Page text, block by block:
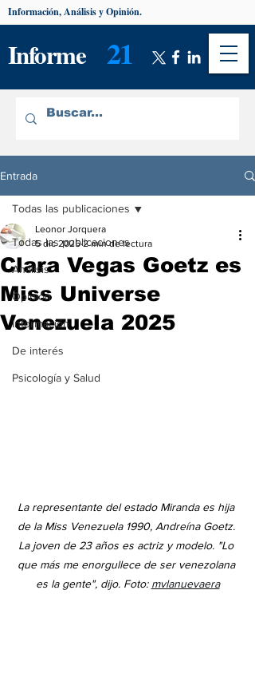
Informe 21
Información, Análisis y Opinión.
Entrada
Todas las publicaciones
Análisis
Opinión
Información
De interés
Psicología y Salud
Todas las publicaciones
Clara Vegas Goetz es
Miss Universe
Venezuela 2025
Leonor Jorquera
5 dic 2025 2 min de lectura
La representante del estado Miranda es hija
de la Miss Venezuela 1990, Andreína Goetz.
La joven de 23 años es actriz y modelo. "Lo
que más me enorgullece de ser venezolana
es la gente", dijo. Foto: mvlanuevaera